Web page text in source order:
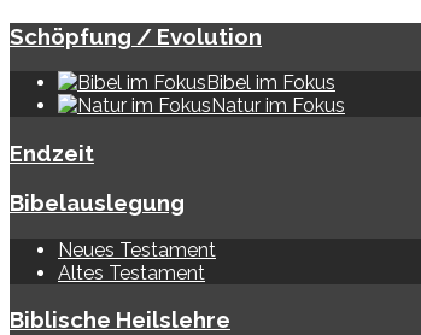
Schöpfung / Evolution
Bibel im Fokus
Natur im Fokus
Endzeit
Bibelauslegung
Neues Testament
Altes Testament
Biblische Heilslehre